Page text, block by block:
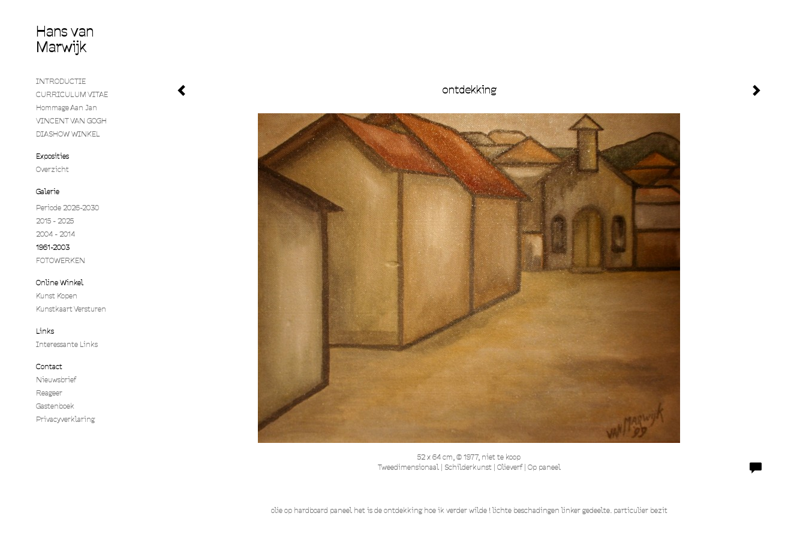
ontdekking
52 x 64 cm, © 1977, niet te koop
Tweedimensionaal | Schilderkunst | Olieverf | Op paneel
olie op hardboard paneel het is de ontdekking hoe ik verder wilde ! lichte beschadingen linker gedeelte. particulier bezit
Hans van
Marwijk
INTRODUCTIE
CURRICULUM VITAE
Hommage Aan Jan
VINCENT VAN GOGH
DIASHOW WINKEL
Exposities
Overzicht
Galerie
Periode 2026-2030
2015 - 2025
2004 - 2014
1961-2003
FOTOWERKEN
Online Winkel
Kunst Kopen
Kunstkaart Versturen
Links
Interessante Links
Contact
Nieuwsbrief
Reageer
Gastenboek
Privacyverklaring